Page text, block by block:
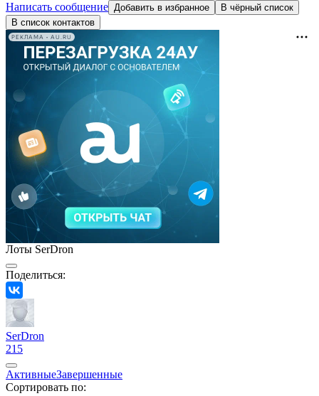
Написать сообщение Добавить в избранное
В чёрный список
В список контактов
РЕКЛАМА • AU.RU
Лоты SerDron
Поделиться:
SerDron
215
АктивныеЗавершенные
Сортировать по: